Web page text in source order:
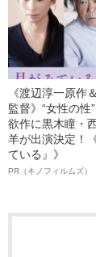
《渡辺淳一原作
監督》“女性の性
欲作に黒木瞳・
羊が出演決定！
ている』》
PR（キノフィルムズ）